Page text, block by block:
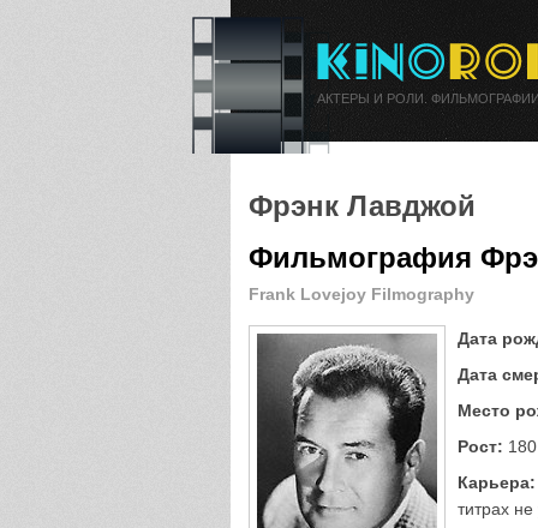
Фрэнк Лавджой
Фильмография
Frank Lovejoy Filmography
Дата
Дата
Место
Рост:
Карьера:
титрах
АКТЕРЫ И РОЛИ.